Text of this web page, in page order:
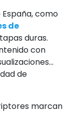
como
de
duras.
con
de
marcan